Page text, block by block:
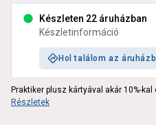
Készleten 22 áruházban
Készletinformáció
Hol találom az
Praktiker plusz kártyával akár 10%-
Részletek